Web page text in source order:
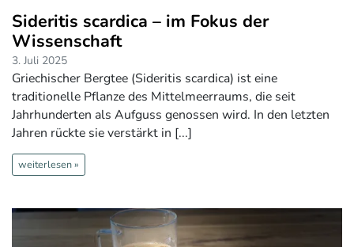
Sideritis scardica – im Fokus der
Wissenschaft
3. Juli 2025
Griechischer Bergtee (Sideritis scardica) ist eine
traditionelle Pflanze des Mittelmeerraums, die seit
Jahrhunderten als Aufguss genossen wird. In den letzten
Jahren rückte sie verstärkt in [...]
weiterlesen »